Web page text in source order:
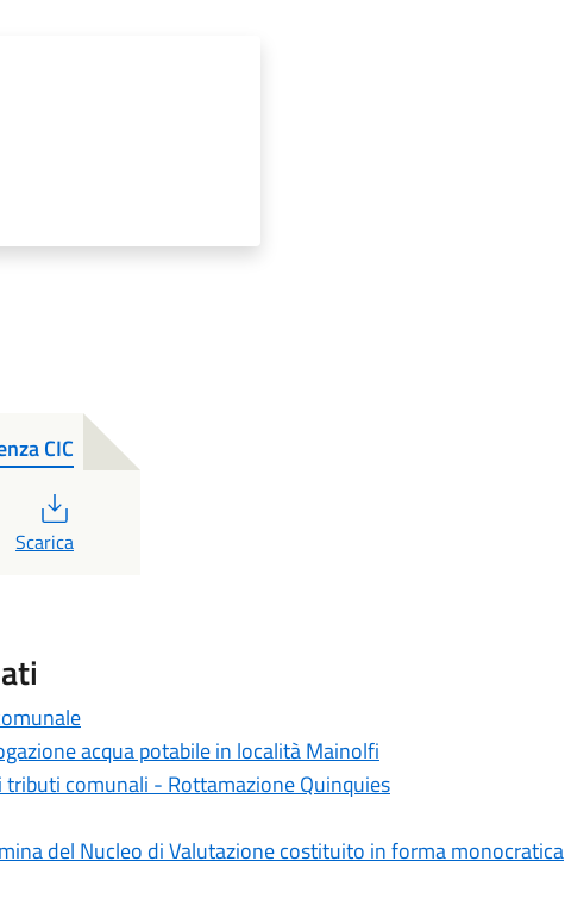
CIC
Scarica
acqua potabile in località Mainolfi
comunali - Rottamazione Quinquies
del Nucleo di Valutazione costituito in forma monocratica